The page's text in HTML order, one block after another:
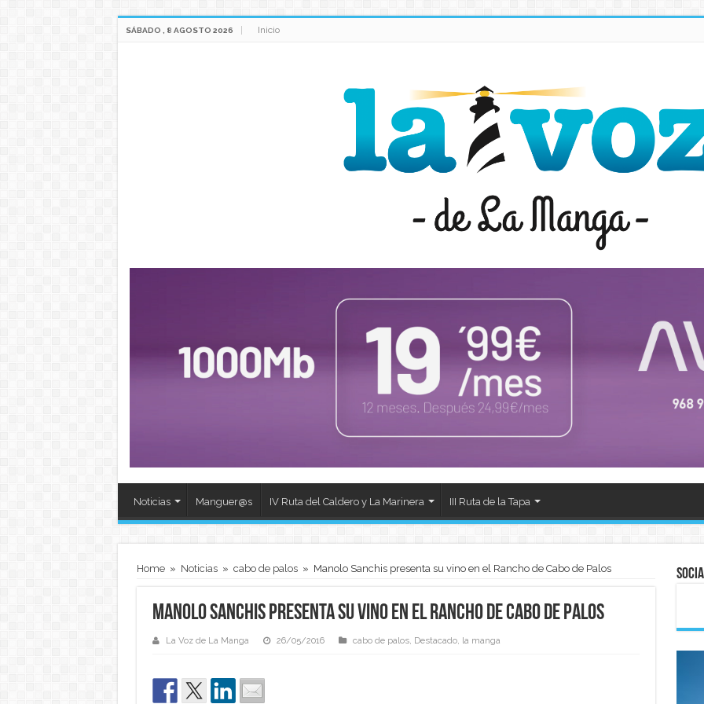
SÁBADO , 8 AGOSTO 2026 Inicio
Noticias Manguer@s IV Ruta del Caldero y La Marinera III Ruta de la Tapa
Home » Noticias » cabo de palos » Manolo Sanchis presenta su vino en el Rancho de Cabo de Palos
Manolo Sanchis presenta su vino en el Rancho de Cabo de Palos
La Voz de La Manga 26/05/2016 cabo de palos, Destacado, la manga